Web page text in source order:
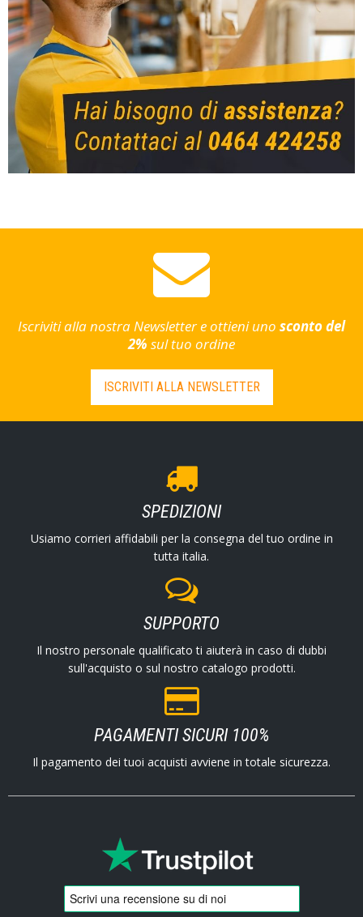
Iscriviti alla nostra Newsletter e ottieni uno sconto del
2% sul tuo ordine
ISCRIVITI ALLA NEWSLETTER
SPEDIZIONI
Usiamo corrieri affidabili per la consegna del tuo ordine in
tutta italia.
SUPPORTO
Il nostro personale qualificato ti aiuterà in caso di dubbi
sull'acquisto o sul nostro catalogo prodotti.
PAGAMENTI SICURI 100%
Il pagamento dei tuoi acquisti avviene in totale sicurezza.